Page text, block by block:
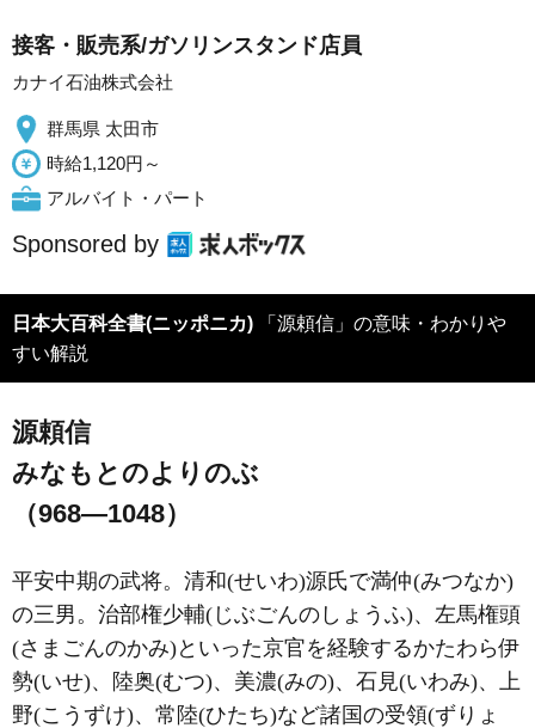
接客・販売系/ガソリンスタンド店員
カナイ石油株式会社
群馬県 太田市
時給1,120円～
アルバイト・パート
Sponsored by
日本大百科全書(ニッポニカ) 「源頼信」の意味・わかりや
すい解説
源頼信
みなもとのよりのぶ
（968―1048）
平安中期の武将。清和(せいわ)源氏で満仲(みつなか)
の三男。治部権少輔(じぶごんのしょうふ)、左馬権頭
(さまごんのかみ)といった京官を経験するかたわら伊
勢(いせ)、陸奥(むつ)、美濃(みの)、石見(いわみ)、上
野(こうずけ)、常陸(ひたち)など諸国の受領(ずりょ